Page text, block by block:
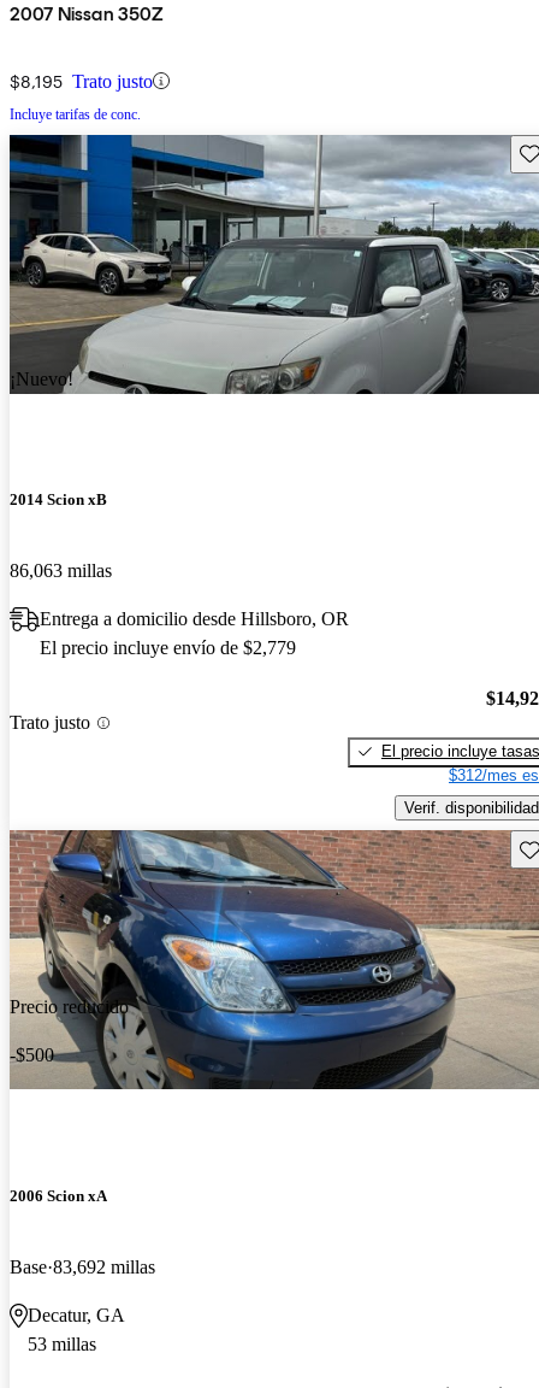
2007 Nissan 350Z
$8,195 Trato justo
Incluye tarifas de conc.
¡Nuevo!
2014 Scion xB
86,063 millas
Entrega a domicilio desde Hillsboro, OR
El precio incluye envío de $2,779
Trato justo
El precio incluye tasas
$312/mes
Verif. disponibilidad
Precio reducido
-$500
2006 Scion xA
Base 83,692 millas
Decatur, GA
53 millas